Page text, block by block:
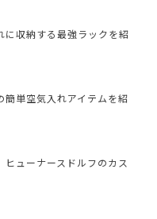
に収納する最強ラックを紹
簡単空気入れアイテムを紹
ューナースドルフのカス